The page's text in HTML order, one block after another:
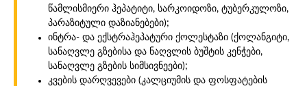
წამლისმიერი ჰეპატიტი, სარკოიდოზი, ტუბერკულოზი,
პარაზიტული დაზიანებები);
ინტრა- და ექსტრაჰეპატური ქოლესტაზი (ქოლანგიტი,
სანაღვლე გზებისა და ნაღვლის ბუშტის კენჭები,
სანაღვლე გზების სიმსივნეები);
კვების დარღვევები (კალციუმის და ფოსფატების